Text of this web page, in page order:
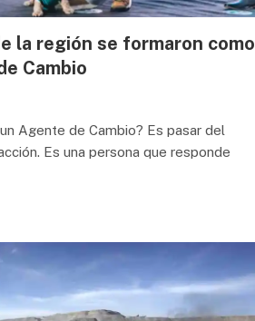
la región se formaron como
Cambio
Agente de Cambio? Es pasar del
Es una persona que responde